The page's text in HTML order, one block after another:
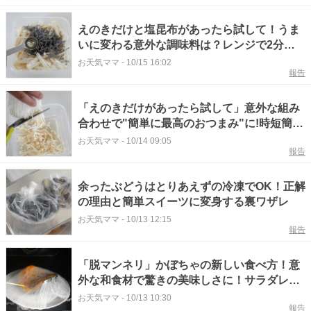
えのきだけと塩昆布があったら試して！うま
いに変わる意外な調味料は？レンジで2分の
レシピと裏ワザ
お天気ママ - 10/15 16:02
報告
「えのきだけがあったら試して」意外な組み
合わせで"簡単に最高のおつまみ"に!時短簡単
の裏ワザとレシピ
お天気ママ - 10/14 09:05
報告
余ったぶどうはとりあえずの冷凍でOK！正解
の理由と簡単スイーツに変身する裏ワザレ
お天気ママ - 10/13 12:15
報告
「脱マンネリ」かぼちゃの新しい食べ方！意
外な和食材で驚きの美味しさに！サラダレシ
ピと簡単の裏ワザ
お天気ママ - 10/13 10:30
報告